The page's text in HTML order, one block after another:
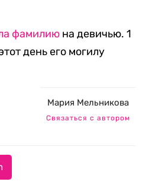
фамилию на девичью. 1
день его могилу
Мария Мельникова
Связаться с автором